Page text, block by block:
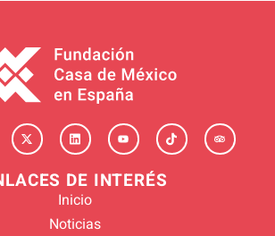
DE INTERÉS
Inicio
Noticias